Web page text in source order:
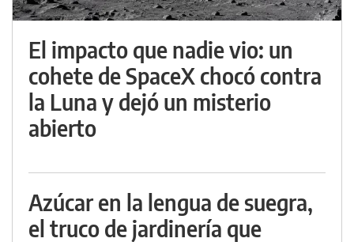
El impacto que nadie vio: un
cohete de SpaceX chocó contra
la Luna y dejó un misterio
abierto
Azúcar en la lengua de suegra,
el truco de jardinería que